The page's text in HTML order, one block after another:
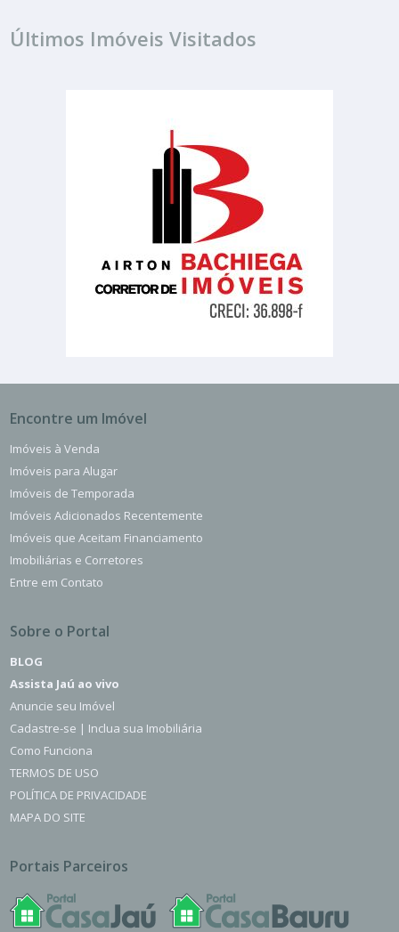
Últimos Imóveis Visitados
Encontre um Imóvel
Imóveis à Venda
Imóveis para Alugar
Imóveis de Temporada
Imóveis Adicionados Recentemente
Imóveis que Aceitam Financiamento
Imobiliárias e Corretores
Entre em Contato
Sobre o Portal
BLOG
Assista Jaú ao vivo
Anuncie seu Imóvel
Cadastre-se | Inclua sua Imobiliária
Como Funciona
TERMOS DE USO
POLÍTICA DE PRIVACIDADE
MAPA DO SITE
Portais Parceiros